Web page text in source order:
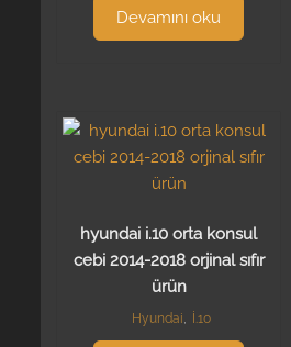
Devamını oku
hyundai i.10 orta konsul
cebi 2014-2018 orjinal sıfır
ürün
Hyundai, İ.10